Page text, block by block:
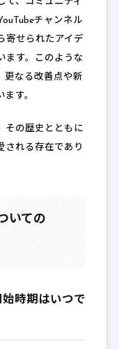
チャンネル
寄せられたアイデ
ます。このような
更なる改善点や新
す。
その歴史とともに
される存在であり
いての
時期はいつで